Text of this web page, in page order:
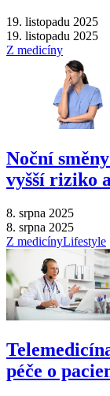
19. listopadu 2025
19. listopadu 2025
Z medicíny
Noční
vyšší riziko
8. srpna 2025
8. srpna 2025
Z medicínyLifestyle
péče o